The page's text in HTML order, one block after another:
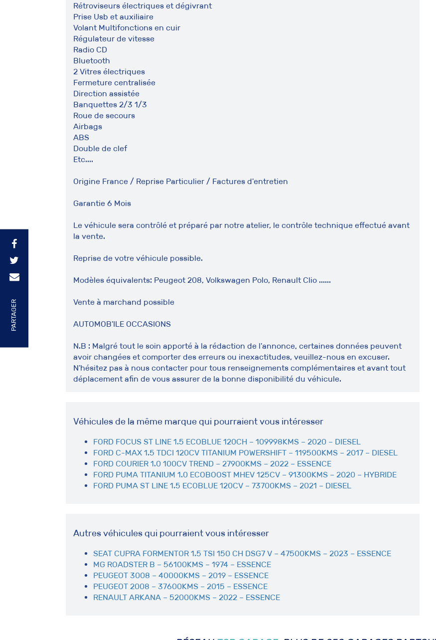
PARTAGER
Rétroviseurs électriques et dégivrant
Prise Usb et auxiliaire
Volant Multifonctions en cuir
Régulateur de vitesse
Radio CD
Bluetooth
2 Vitres électriques
Fermeture centralisée
Direction assistée
Banquettes 2/3 1/3
Roue de secours
Airbags
ABS
Double de clef
Etc....
Origine France / Reprise Particulier / Factures d'entretien
Garantie 6 Mois
Le véhicule sera contrôlé et préparé par notre atelier, le contrôle technique effectué avant
la vente.
Reprise de votre véhicule possible.
Modèles équivalents: Peugeot 208, Volkswagen Polo, Renault Clio ......
Vente à marchand possible
AUTOMOB'ILE OCCASIONS
N.B : Malgré tout le soin apporté à la rédaction de l'annonce, certaines données peuvent
avoir changées et comporter des erreurs ou inexactitudes, veuillez-nous en excuser.
N'hésitez pas à nous contacter pour tous renseignements complémentaires et avant tout
déplacement afin de vous assurer de la bonne disponibilité du véhicule.
Véhicules de la même marque qui pourraient vous intéresser
FORD FOCUS ST LINE 1.5 ECOBLUE 120CH – 109998KMS – 2020 – DIESEL
FORD C-MAX 1.5 TDCI 120CV TITANIUM POWERSHIFT – 119500KMS – 2017 – DIESEL
FORD COURIER 1.0 100CV TREND – 27900KMS – 2022 – ESSENCE
FORD PUMA TITANIUM 1.0 ECOBOOST MHEV 125CV – 91300KMS – 2020 – HYBRIDE
FORD PUMA ST LINE 1.5 ECOBLUE 120CV – 73700KMS – 2021 – DIESEL
Autres véhicules qui pourraient vous intéresser
SEAT CUPRA FORMENTOR 1.5 TSI 150 CH DSG7 V – 47500KMS – 2023 – ESSENCE
MG ROADSTER B – 56100KMS – 1974 – ESSENCE
PEUGEOT 3008 – 40000KMS – 2019 – ESSENCE
PEUGEOT 2008 – 37600KMS – 2015 – ESSENCE
RENAULT ARKANA – 52000KMS – 2022 – ESSENCE